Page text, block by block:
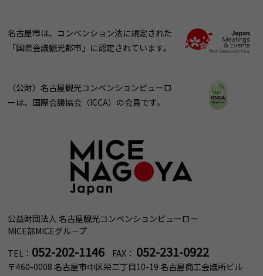
名古屋市は、コンベンション法に規定された
「国際会議観光都市」に認定されています。
（公財）名古屋観光コンベンションビューロ
ーは、国際会議協会（ICCA）の会員です。
公益財団法人 名古屋観光コンベンションビューロー
MICE部MICEグループ
TEL： 052-202-1146 FAX： 052-231-0922
〒460-0008 名古屋市中区栄二丁目10-19 名古屋商工会議所ビル